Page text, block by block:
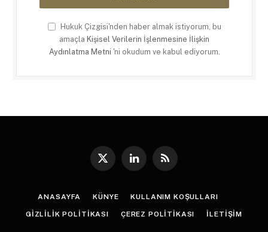
Hukuk Çizgisi'nden haber almak istiyorum, bu
amaçla Kişisel Verilerin İşlenmesine İlişkin
Aydınlatma Metni 'ni okudum ve kabul ediyorum.
X
LinkedInRSS
ANASAYFA KÜNYE KULLANIM KOŞULLARI
GIZLILIK POLITIKASI ÇEREZ POLITIKASI İLETIŞIM